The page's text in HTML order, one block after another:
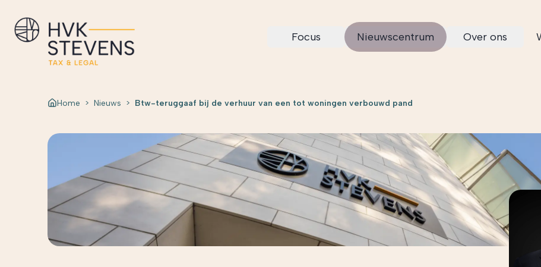
Focus Nieuwscentrum Over ons
Home > Nieuws > Btw-teruggaaf bij de verhuur van een tot woningen verbouwd pand